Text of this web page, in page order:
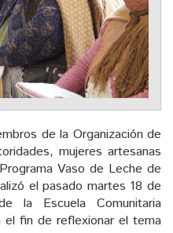
de la Organización de
mujeres artesanas
Vaso de Leche de
el pasado martes 18 de
la Escuela Comunitaria
el fin de reflexionar el tema